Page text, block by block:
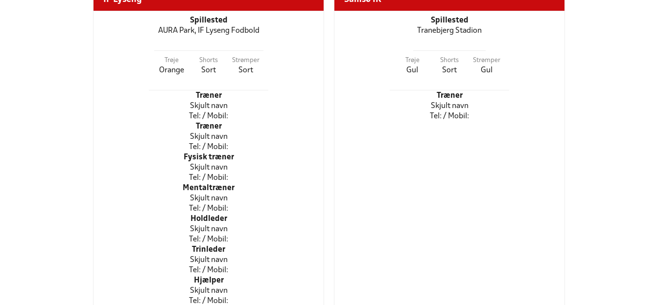
Spillested
AURA Park, IF Lyseng Fodbold
Trøje
Orange
Shorts
Sort
Strømper
Sort
Træner
Skjult navn
Tel: / Mobil:
Træner
Skjult navn
Tel: / Mobil:
Fysisk træner
Skjult navn
Tel: / Mobil:
Mentaltræner
Skjult navn
Tel: / Mobil:
Holdleder
Skjult navn
Tel: / Mobil:
Trinleder
Skjult navn
Tel: / Mobil:
Hjælper
Skjult navn
Tel: / Mobil:
Spillested
Tranebjerg Stadion
Trøje
Gul
Shorts
Sort
Strømper
Gul
Træner
Skjult navn
Tel: / Mobil: